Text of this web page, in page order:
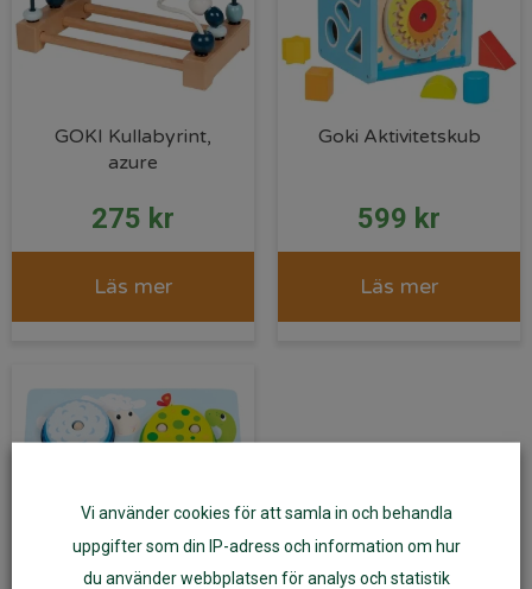
GOKI Kullabyrint,
azure
275 kr
Läs mer
Goki Aktivitetskub
599 kr
Läs mer
Vi använder cookies för att samla in och behandla
uppgifter som din IP-adress och information om hur
du använder webbplatsen för analys och statistik